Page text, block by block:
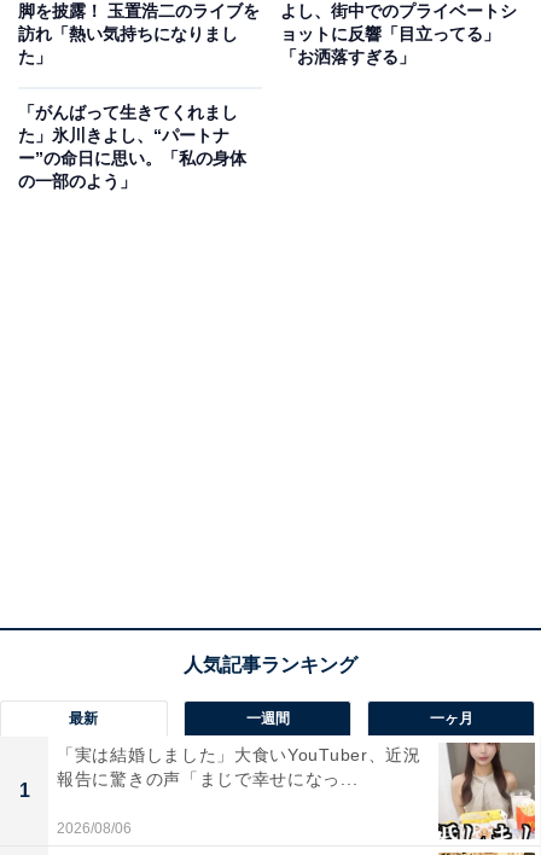
脚を披露！ 玉置浩二のライブを
訪れ「熱い気持ちになりまし
た」
よし、街中でのプライベートシ
ョットに反響「目立ってる」
「お洒落すぎる」
「がんばって生きてくれまし
た」氷川きよし、“パートナ
ー”の命日に思い。「私の身体
の一部のよう」
最新 一週間 一ヶ月
1
「実は結婚しました」大食いYouTuber、近況
報告に驚きの声「まじで幸せになっ...
2026/08/06